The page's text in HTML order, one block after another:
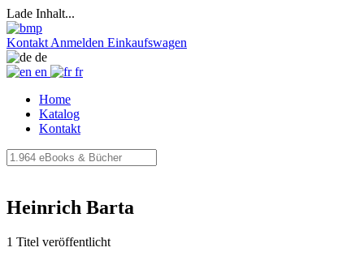
Lade Inhalt...
Kontakt Anmelden Einkaufswagen
de
en
fr
Home
Katalog
Kontakt
Heinrich Barta
1 Titel veröffentlicht